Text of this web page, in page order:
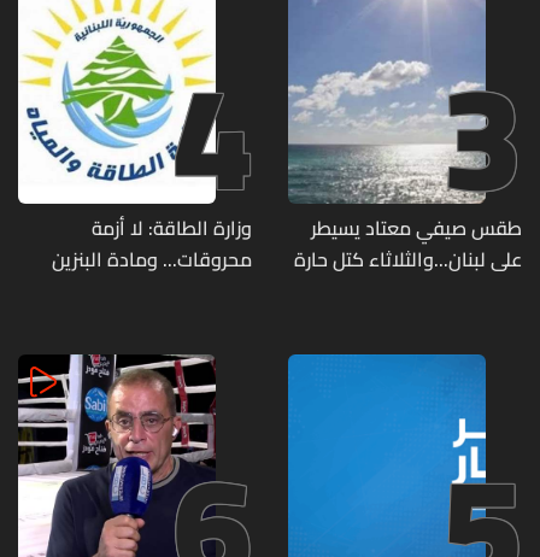
3
طقس صيفي معتاد يسيطر
على لبنان...والثلاثاء كتل حارة
4
وزارة الطاقة: لا أزمة
محروقات... ومادة البنزين